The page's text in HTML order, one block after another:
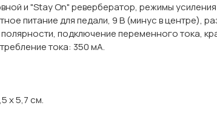
и "Stay On" ревербератор, режимы
питание для педали, 9 В (минус в центре),
подключение переменного тока,
тока: 350 мА.
x 5,7 см.